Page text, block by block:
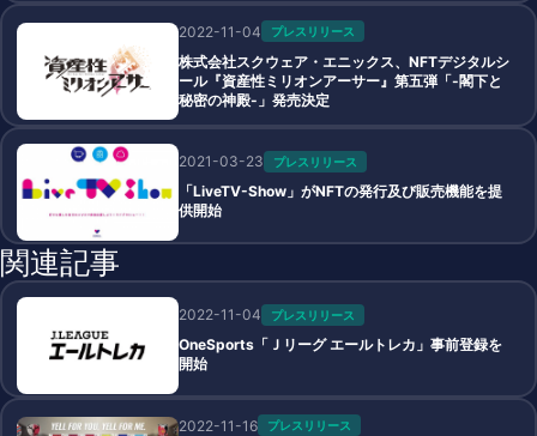
2022-11-04
プレスリリース
株式会社スクウェア・エニックス、NFTデジタルシ
ール『資産性ミリオンアーサー』第五弾「-閣下と
秘密の神殿-」発売決定
2021-03-23 プレスリリース
「LiveTV-Show」がNFTの発行及び販売機能を提
供開始
関連記事
2022-11-04 プレスリリース
OneSports「Ｊリーグ エールトレカ」事前登録を
開始
2022-11-16 プレスリリース